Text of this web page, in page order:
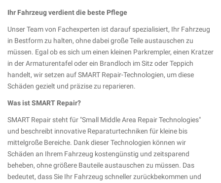
Ihr Fahrzeug verdient die beste Pflege
Unser Team von Fachexperten ist darauf spezialisiert, Ihr Fahrzeug
in Bestform zu halten, ohne dabei große Teile austauschen zu
müssen. Egal ob es sich um einen kleinen Parkrempler, einen Kratzer
in der Armaturentafel oder ein Brandloch im Sitz oder Teppich
handelt, wir setzen auf SMART Repair-Technologien, um diese
Schäden gezielt und präzise zu reparieren.
Was ist SMART Repair?
SMART Repair steht für "Small Middle Area Repair Technologies"
und beschreibt innovative Reparaturtechniken für kleine bis
mittelgroße Bereiche. Dank dieser Technologien können wir
Schäden an Ihrem Fahrzeug kostengünstig und zeitsparend
beheben, ohne größere Bauteile austauschen zu müssen. Das
bedeutet, dass Sie Ihr Fahrzeug schneller zurückbekommen und